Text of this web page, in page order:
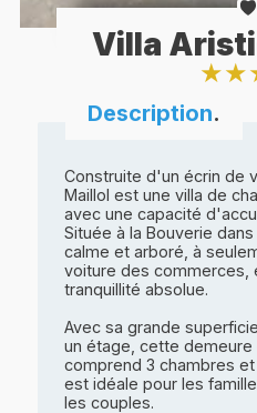
Villa
★★
Description.
Construite d'un écrin de
Maillol est une villa de
avec une capacité
Située à la Bouverie
calme et arboré, à
voiture des commerces,
tranquillité absolue.
Avec sa grande
un étage, cette
comprend 3 chambres et
est idéale pour les
les couples.